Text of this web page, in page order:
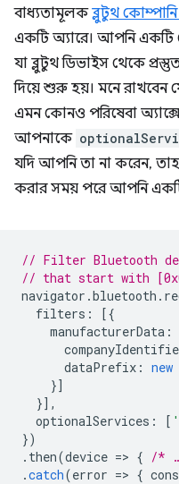
বাধ্যতামূলকব্লুটুথ
একটি অ্যারে। আপনি একটি
যা ব্লুটুথ ডিভাইস থেকে
দিয়ে শুরু হয়। মনে রাখবেন
এমন কোনও পরিষেবা
আপনাকে
যদি আপনি তা না করেন,
করার সময় পরে আপনি একটি
// Filter Bluetooth
// that start with
navigator .bluetooth .
filters :
[{
manufacturerData :
dataPrefix : new
}]
}],
optionalServices : [
})
. then(device => { /*
.catch(error => {